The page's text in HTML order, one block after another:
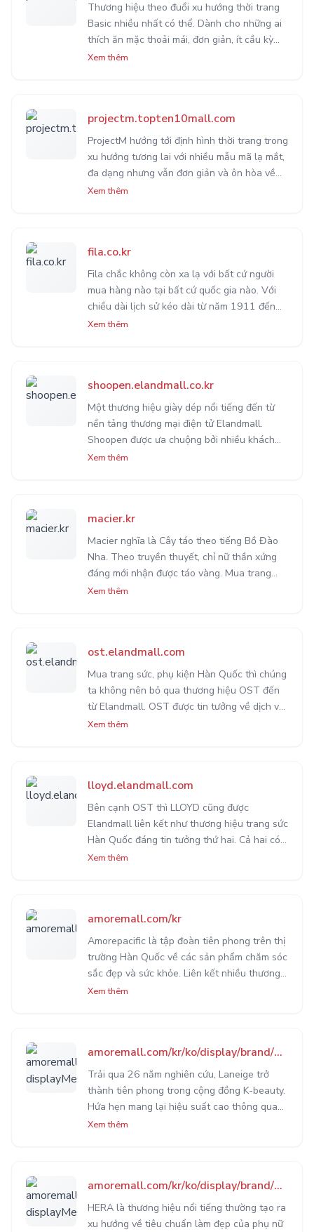
Thương hiệu theo đuổi xu hướng thời trang
Basic nhiều nhất có thể. Dành cho những ai
thích ăn mặc thoải mái, đơn giản, ít cầu kỳ
nhưng vẫn lịch sự, thoải mái. Phù hợp với
Xem thêm
projectm.topten10mall.com
ProjectM hướng tới định hình thời trang trong
xu hướng tương lai với nhiều mẫu mã lạ mắt,
đa dạng nhưng vẫn đơn giản và ôn hòa về
màu sắc lẫn chất liệu. Nhằm mang lại cảm
Xem thêm
fila.co.kr
Fila chắc không còn xa lạ với bất cứ người
mua hàng nào tại bất cứ quốc gia nào. Với
chiều dài lịch sử kéo dài từ năm 1911 đến
nay. Có thể nói Fila là một trong những hãng
Xem thêm
shoopen.elandmall.co.kr
Một thương hiệu giày dép nổi tiếng đến từ
nền tảng thương mại điện tử Elandmall.
Shoopen được ưa chuộng bởi nhiều khách
hàng trong và ngoài nước. Nay bạn đã có
Xem thêm
macier.kr
Macier nghĩa là Cây táo theo tiếng Bồ Đào
Nha. Theo truyền thuyết, chỉ nữ thần xứng
đáng mới nhận được táo vàng. Mua trang
sức tại Macier bạn sẽ luôn nhận được chất
Xem thêm
ost.elandmall.com
Mua trang sức, phụ kiện Hàn Quốc thì chúng
ta không nên bỏ qua thương hiệu OST đến
từ Elandmall. OST được tin tưởng về dịch vụ
và chất lượng trang sức. Mọi mặt hàng đều
Xem thêm
lloyd.elandmall.com
Bên cạnh OST thì LLOYD cũng được
Elandmall liên kết như thương hiệu trang sức
Hàn Quốc đáng tin tưởng thứ hai. Cả hai có
những mẫu mã độc quyền khác nhau. Bạn có
Xem thêm
amoremall.com/kr
Amorepacific là tập đoàn tiên phong trên thị
trường Hàn Quốc về các sản phẩm chăm sóc
sắc đẹp và sức khỏe. Liên kết nhiều thương
hiệu mỹ phẩm nổi tiếng Happy bath,
Xem thêm
amoremall.com/kr/ko/display/brand/brand7?displayMenuId=brand7&brandSn=31
Trải qua 26 năm nghiên cứu, Laneige trở
thành tiên phong trong cộng đồng K-beauty.
Hứa hẹn mang lại hiệu suất cao thông qua
cơ chế cấp ẩm chủ động cho da. Mang lại vẻ
Xem thêm
amoremall.com/kr/ko/display/brand/brand2?displayMenuId=brand2&brandSn=15
HERA là thương hiệu nổi tiếng thường tạo ra
xu hướng về tiêu chuẩn làm đẹp của phụ nữ